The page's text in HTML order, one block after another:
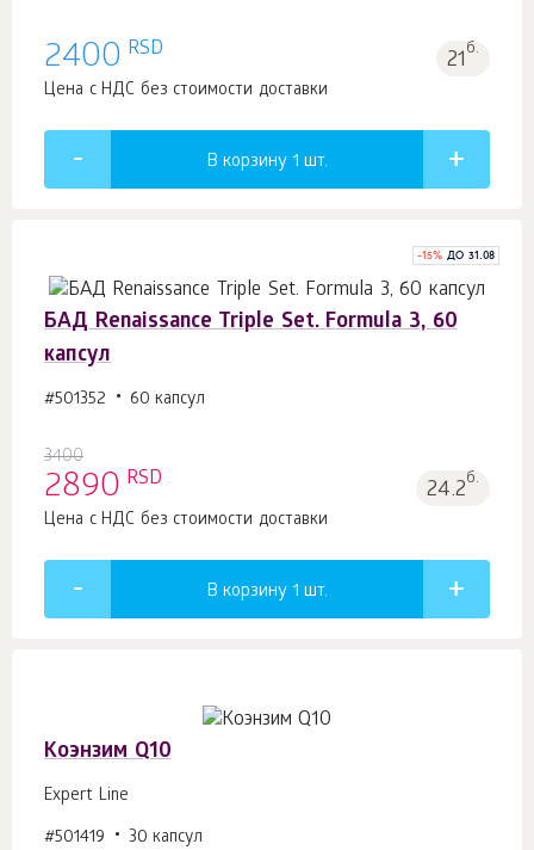
2400 RSD 21б.
Цена с НДС без стоимости доставки
В корзину 1 шт.
-15% ДО 31.08
БАД Renaissance Triple Set. Formula 3, 60
капсул
#501352 60 капсул
3400
2890 RSD 24.2б.
Цена с НДС без стоимости доставки
В корзину 1 шт.
Коэнзим Q10
Expert Line
#501419 30 капсул